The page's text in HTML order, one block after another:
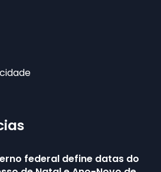
federal define datas do